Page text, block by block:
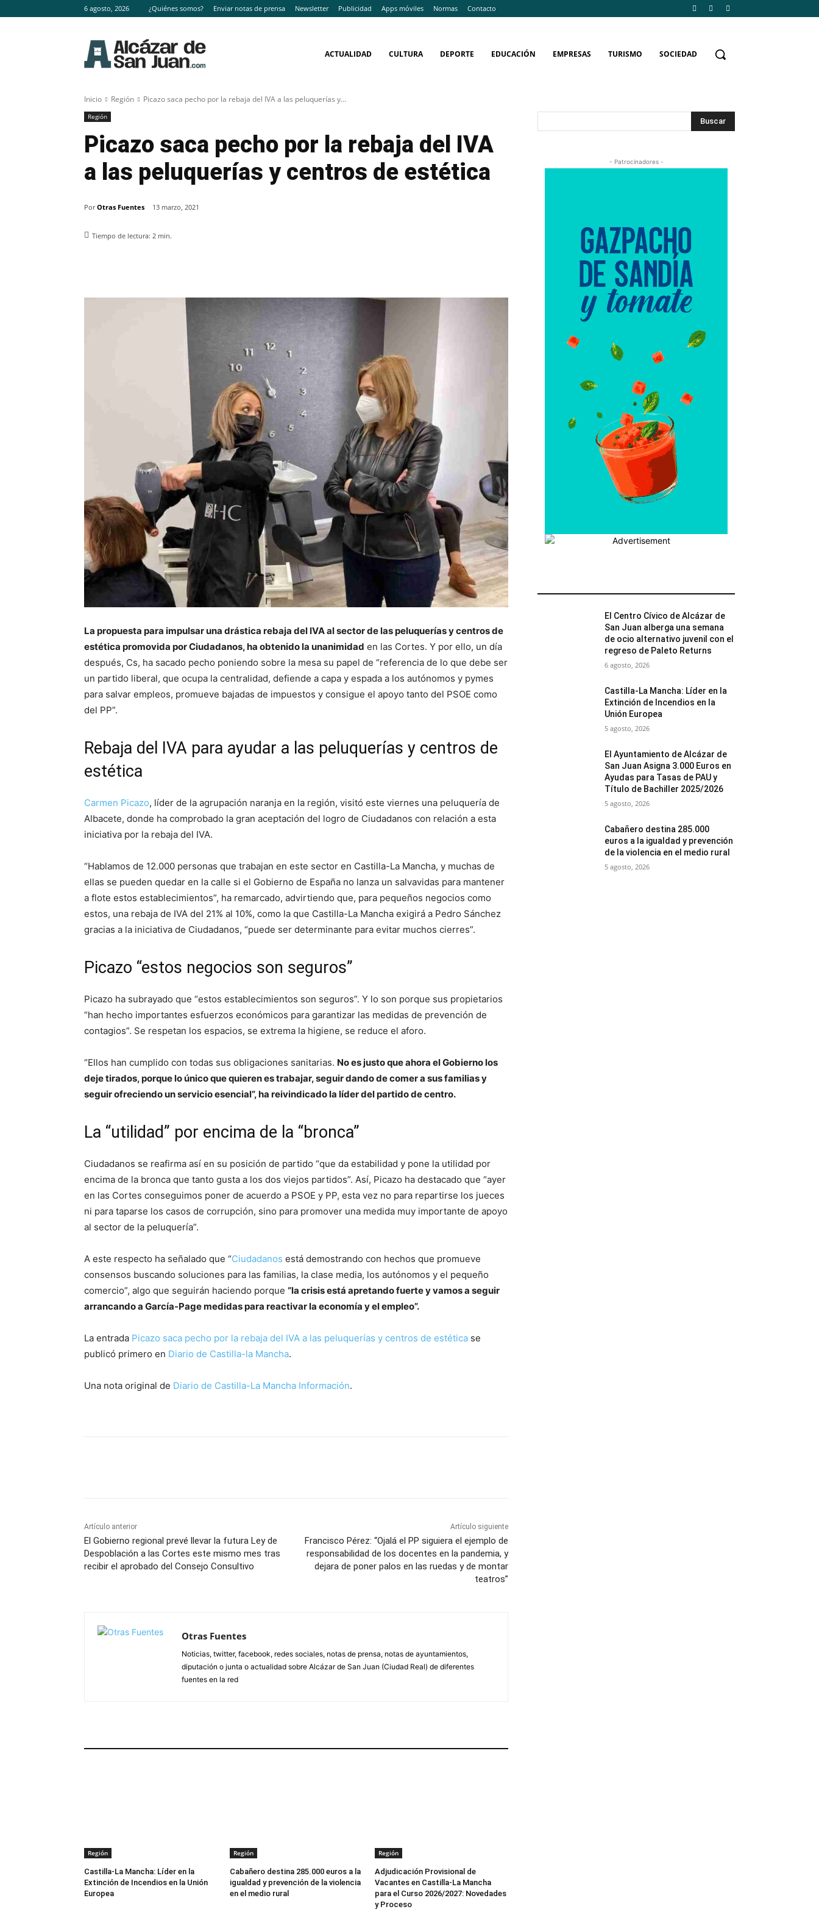
6 agosto, 2026 ¿Quiénes somos? Enviar notas de prensa Newsletter Publicidad Apps móviles Normas Contacto
ACTUALIDAD CULTURA DEPORTE EDUCACIÓN EMPRESAS TURISMO SOCIEDAD
Inicio Región Picazo saca pecho por la rebaja del IVA a las peluquerías y...
Región
Picazo saca pecho por la rebaja del IVA
a las peluquerías y centros de estética
Por Otras Fuentes 13 marzo, 2021
Tiempo de lectura: 2 min.
La propuesta para impulsar una drástica rebaja del IVA al sector de las peluquerías y centros de
estética promovida por Ciudadanos, ha obtenido la unanimidad en las Cortes. Y por ello, un día
después, Cs, ha sacado pecho poniendo sobre la mesa su papel de “referencia de lo que debe ser
un partido liberal, que ocupa la centralidad, defiende a capa y espada a los autónomos y pymes
para salvar empleos, promueve bajadas de impuestos y consigue el apoyo tanto del PSOE como
del PP”.
Rebaja del IVA para ayudar a las peluquerías y centros de
estética
Carmen Picazo, líder de la agrupación naranja en la región, visitó este viernes una peluquería de
Albacete, donde ha comprobado la gran aceptación del logro de Ciudadanos con relación a esta
iniciativa por la rebaja del IVA.
“Hablamos de 12.000 personas que trabajan en este sector en Castilla-La Mancha, y muchas de
ellas se pueden quedar en la calle si el Gobierno de España no lanza un salvavidas para mantener
a flote estos establecimientos”, ha remarcado, advirtiendo que, para pequeños negocios como
estos, una rebaja de IVA del 21% al 10%, como la que Castilla-La Mancha exigirá a Pedro Sánchez
gracias a la iniciativa de Ciudadanos, “puede ser determinante para evitar muchos cierres”.
Picazo “estos negocios son seguros”
Picazo ha subrayado que “estos establecimientos son seguros”. Y lo son porque sus propietarios
“han hecho importantes esfuerzos económicos para garantizar las medidas de prevención de
contagios”. Se respetan los espacios, se extrema la higiene, se reduce el aforo.
“Ellos han cumplido con todas sus obligaciones sanitarias. No es justo que ahora el Gobierno los
deje tirados, porque lo único que quieren es trabajar, seguir dando de comer a sus familias y
seguir ofreciendo un servicio esencial”, ha reivindicado la líder del partido de centro.
La “utilidad” por encima de la “bronca”
Ciudadanos se reafirma así en su posición de partido “que da estabilidad y pone la utilidad por
encima de la bronca que tanto gusta a los dos viejos partidos”. Así, Picazo ha destacado que “ayer
en las Cortes conseguimos poner de acuerdo a PSOE y PP, esta vez no para repartirse los jueces
ni para taparse los casos de corrupción, sino para promover una medida muy importante de apoyo
al sector de la peluquería”.
A este respecto ha señalado que “Ciudadanos está demostrando con hechos que promueve
consensos buscando soluciones para las familias, la clase media, los autónomos y el pequeño
comercio”, algo que seguirán haciendo porque “la crisis está apretando fuerte y vamos a seguir
arrancando a García-Page medidas para reactivar la economía y el empleo”.
La entrada Picazo saca pecho por la rebaja del IVA a las peluquerías y centros de estética se
publicó primero en Diario de Castilla-la Mancha.
Una nota original de Diario de Castilla-La Mancha Información.
Artículo anterior
El Gobierno regional prevé llevar la futura Ley de
Despoblación a las Cortes este mismo mes tras
recibir el aprobado del Consejo Consultivo
Artículo siguiente
Francisco Pérez: “Ojalá el PP siguiera el ejemplo de
responsabilidad de los docentes en la pandemia, y
dejara de poner palos en las ruedas y de montar
teatros”
Otras Fuentes
Noticias, twitter, facebook, redes sociales, notas de prensa, notas de ayuntamientos,
diputación o junta o actualidad sobre Alcázar de San Juan (Ciudad Real) de diferentes
fuentes en la red
Región
Castilla-La Mancha: Líder en la
Extinción de Incendios en la Unión
Europea
Región
Cabañero destina 285.000 euros a la
igualdad y prevención de la violencia
en el medio rural
Región
Adjudicación Provisional de
Vacantes en Castilla-La Mancha
para el Curso 2026/2027: Novedades
y Proceso
Buscar
- Patrocinadores -
El Centro Cívico de Alcázar de
San Juan alberga una semana
de ocio alternativo juvenil con el
regreso de Paleto Returns
6 agosto, 2026
Castilla-La Mancha: Líder en la
Extinción de Incendios en la
Unión Europea
5 agosto, 2026
El Ayuntamiento de Alcázar de
San Juan Asigna 3.000 Euros en
Ayudas para Tasas de PAU y
Título de Bachiller 2025/2026
5 agosto, 2026
Cabañero destina 285.000
euros a la igualdad y prevención
de la violencia en el medio rural
5 agosto, 2026